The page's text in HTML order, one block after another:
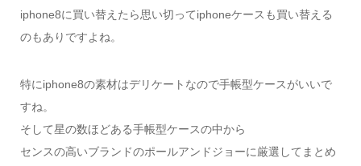
iphone8に買い替えたら思い切ってiphoneケースも買い替える
のもありですよね。
特にiphone8の素材はデリケートなので手帳型ケースがいいで
すね。
そして星の数ほどある手帳型ケースの中から
センスの高いブランドのポールアンドジョーに厳選してまとめ